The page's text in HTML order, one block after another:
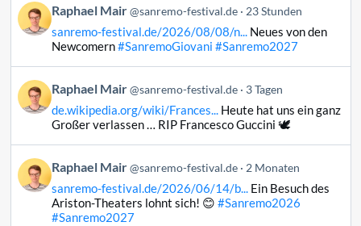
Beitrag
von
Raphael
Bluesky
ansehen
Raphael Mair @sanremo-festival.de 23 Stunden
sanremo-festival.de/2026/08/08/n...Neues von den
Newcomern#SanremoGiovani #Sanremo2027
Beitrag
von
Raphael
Bluesky
ansehen
Raphael Mair @sanremo-festival.de 3 Tagen
de.wikipedia.org/wiki/Frances...Heute hat uns ein ganz
Großer verlassen … RIP Francesco Guccini 🕊️
Beitrag
von
Raphael
Raphael Mair @sanremo-festival.de 2 Monaten
sanremo-festival.de/2026/06/14/b...Ein Besuch des
Ariston-Theaters lohnt sich! 😊 #Sanremo2026
#Sanremo2027